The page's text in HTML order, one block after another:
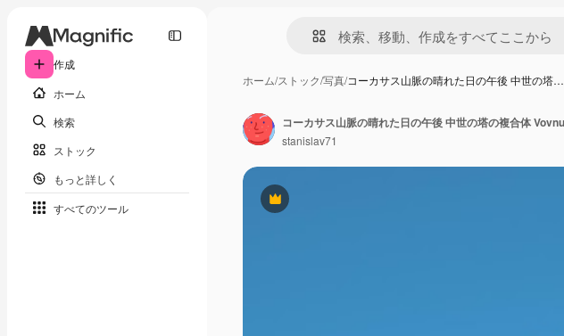
作成
ホーム
検索
ストック
もっと詳しく
すべてのツール
ホーム/ストック/写真/コーカサス山脈の晴れた日の午後 中世の塔…
Premium
stanislav71